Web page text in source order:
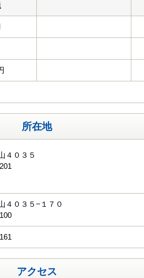
所在地
４０３５
４０３５−１７０
アクセス